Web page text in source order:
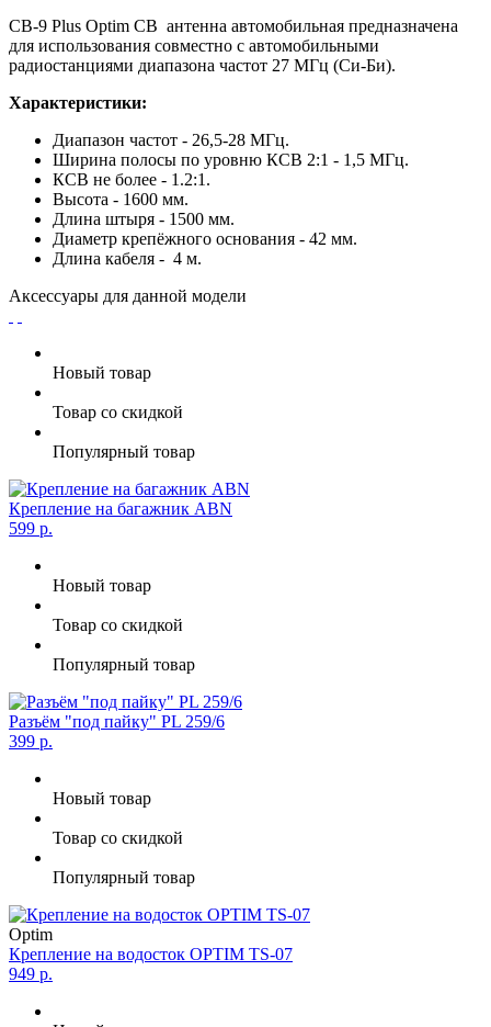
CB-9 Plus Optim CB антенна автомобильная предназначена
для использования совместно с автомобильными
радиостанциями диапазона частот 27 МГц (Си-Би).
Характеристики:
Диапазон частот - 26,5-28 МГц.
Ширина полосы по уровню КСВ 2:1 - 1,5 МГц.
КСВ не более - 1.2:1.
Высота - 1600 мм.
Длина штыря - 1500 мм.
Диаметр крепёжного основания - 42 мм.
Длина кабеля - 4 м.
Аксессуары для данной модели
Новый товар
Товар со скидкой
Популярный товар
Крепление на багажник ABN
599 р.
Новый товар
Товар со скидкой
Популярный товар
Разъём "под пайку" PL 259/6
399 р.
Новый товар
Товар со скидкой
Популярный товар
Optim
Крепление на водосток OPTIM TS-07
949 р.